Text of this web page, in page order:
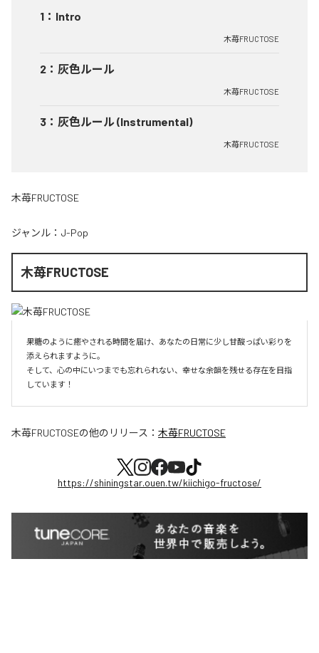
1 ： Intro
木苺FRUCTOSE
2 ： 灰色ルール
木苺FRUCTOSE
3 ： 灰色ルール (Instrumental)
木苺FRUCTOSE
木苺FRUCTOSE
ジャンル： J-Pop
木苺FRUCTOSE
果糖のように癒やされる時間を届け、あなたの日常に少し甘酸っぱい彩りを
添えられますように。
そして、心の中にいつまでも忘れられない、幸せな余韻を残せる存在を目指
しています！
木苺FRUCTOSEの他のリリース： 木苺FRUCTOSE
https://shiningstar.ouen.tw/kiichigo-fructose/